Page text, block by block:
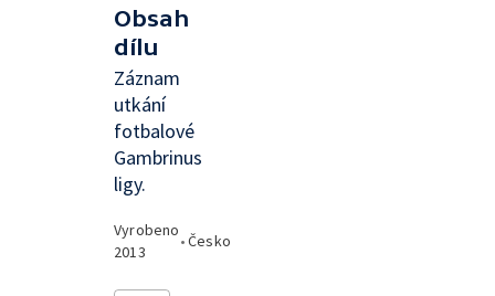
Obsah
dílu
Záznam
utkání
fotbalové
Gambrinus
ligy.
Vyrobeno
2013
•Česko